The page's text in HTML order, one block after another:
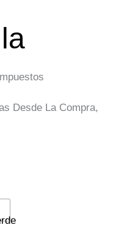
Desde La Compra,